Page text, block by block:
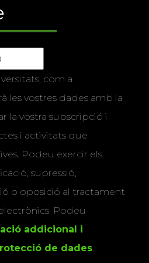
com a
les vostres dades amb la
la vostra subscripció i
i activitats que
Podeu exercir els
supressió,
o oposició al tractament
Podeu
addicional i
de dades